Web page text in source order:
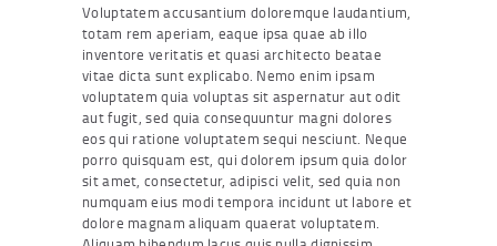
Voluptatem accusantium doloremque laudantium,
totam rem aperiam, eaque ipsa quae ab illo
inventore veritatis et quasi architecto beatae
vitae dicta sunt explicabo. Nemo enim ipsam
voluptatem quia voluptas sit aspernatur aut odit
aut fugit, sed quia consequuntur magni dolores
eos qui ratione voluptatem sequi nesciunt. Neque
porro quisquam est, qui dolorem ipsum quia dolor
sit amet, consectetur, adipisci velit, sed quia non
numquam eius modi tempora incidunt ut labore et
dolore magnam aliquam quaerat voluptatem.